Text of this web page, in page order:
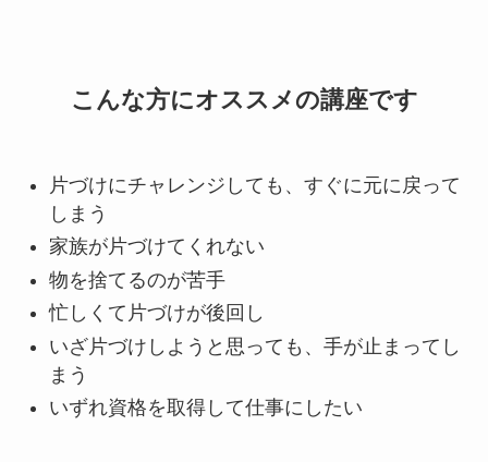
こんな方にオススメの講座です
片づけにチャレンジしても、すぐに元に戻って
しまう
家族が片づけてくれない
物を捨てるのが苦手
忙しくて片づけが後回し
いざ片づけしようと思っても、手が止まってし
まう
いずれ資格を取得して仕事にしたい